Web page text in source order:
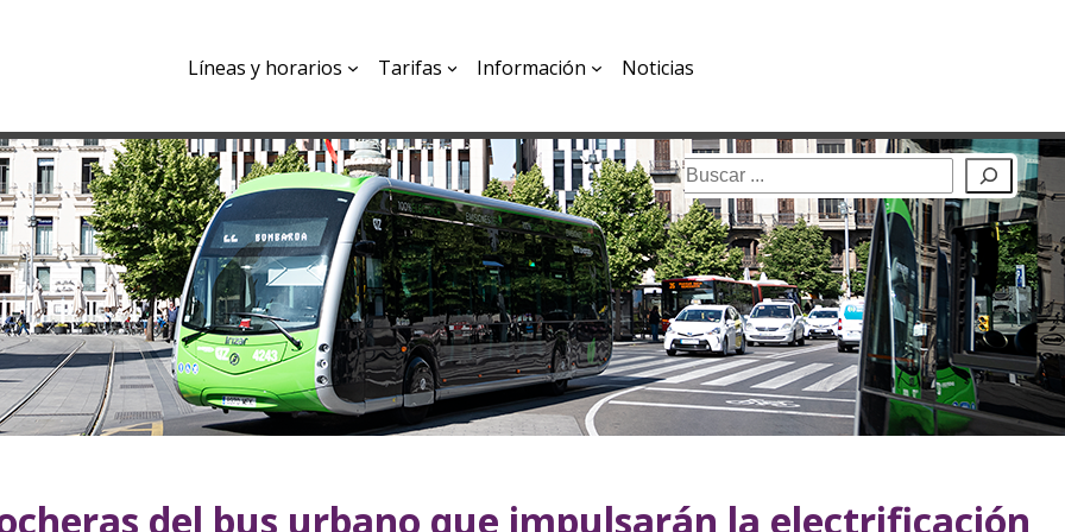
Líneas y horarios Tarifas Información Noticias
Buscar
del bus urbano que impulsarán la electrificación